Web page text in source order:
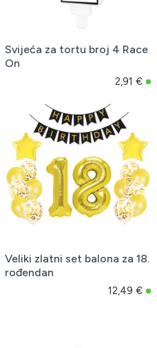
Svijeća za tortu broj 4 Race
On
2,91 €
Veliki zlatni set balona za 18.
rođendan
12,49 €